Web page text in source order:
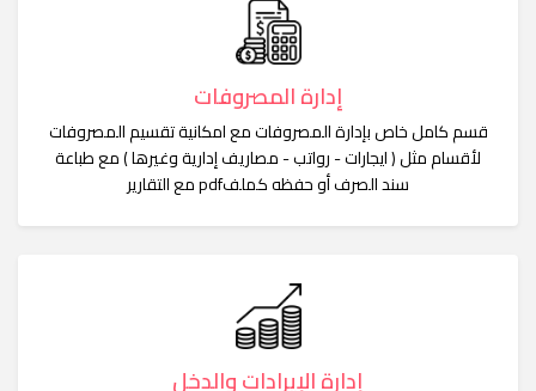
إدارة المصروفات
قسم كامل خاص بإدارة المصروفات مع امكانية تقسيم المصروفات
لأقسام مثل ( ايجارات - رواتب - مصاريف إدارية وغيرها ) مع طباعة
سند الصرف أو حفظه كملفpdf مع التقارير
إدارة الإيرادات والدخل